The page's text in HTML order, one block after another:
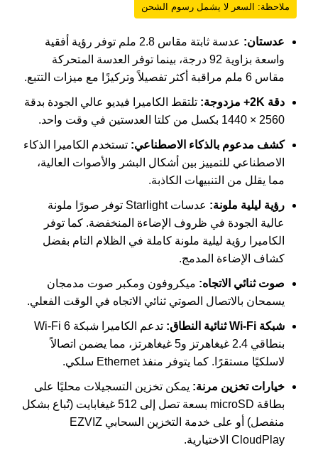
ملاحظة: السعر لا يشمل رسوم الشحن
عدستان:
عدسة ثابتة مقاس 2.8 ملم توفر رؤية أفقية
واسعة بزاوية 92 درجة، بينما توفر العدسة المتحركة
مقاس 6 ملم مراقبة أكثر تفصيلاً وتركيزًا مع ميزات التتبع.
دقة 2K+ مزدوجة:
تلتقط الكاميرا فيديو عالي الجودة بدقة
2560 × 1440 بكسل من كلتا العدستين في وقت واحد.
كشف مدعوم بالذكاء الاصطناعي: تستخدم الكاميرا الذكاء
الاصطناعي للتمييز بين أشكال البشر والأصوات العالية،
مما يقلل من التنبيهات الكاذبة.
رؤية ليلية ملونة:
عدسات Starlight توفر صورًا ملونة
عالية الجودة في ظروف الإضاءة المنخفضة. كما توفر
الكاميرا رؤية ليلية ملونة كاملة في الظلام التام بفضل
كشاف الإضاءة المدمج.
صوت ثنائي الاتجاه: ميكروفون ومكبر صوت مدمجان
يسمحان بالاتصال الصوتي ثنائي الاتجاه في الوقت الفعلي.
شبكة Wi-Fi ثنائية النطاق:
تدعم الكاميرا شبكة Wi-Fi 6
بنطاقي 2.4 غيغاهرتز و5 غيغاهرتز، مما يضمن اتصالاً
لاسلكيًا مستقرًا. كما يتوفر منفذ Ethernet سلكي.
خيارات تخزين مرنة: يمكن تخزين التسجيلات محليًا على
بطاقة microSD بسعة تصل إلى 512 غيغابايت (تُباع بشكل
منفصل) أو على خدمة التخزين السحابي EZVIZ
CloudPlay الاختيارية.